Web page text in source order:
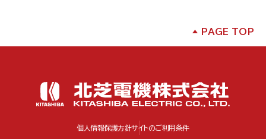
個人情報保護方針サイトのご利用条件
PAGE TOP